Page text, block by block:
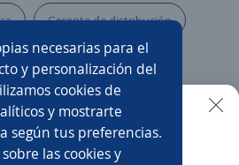
necesarias para el
y personalización del
cookies de
y mostrarte
según tus preferencias.
las cookies y
Gerente de distribución
Auxiliar de almacén
Chófer
Coordinador/a de almacén
más fácil en la app